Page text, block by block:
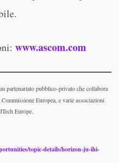
www.ascom.com
partenariato pubblico-privato che collabora
Europea, e varie associazioni
Europe.
topic-details/horizon-ju-ihi-